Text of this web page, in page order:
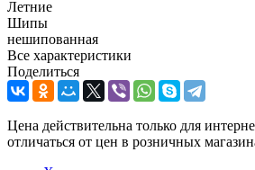
Летние
Шипы
нешипованная
Все характеристики
Поделиться
Цена действительна только для
отличаться от цен в розничных